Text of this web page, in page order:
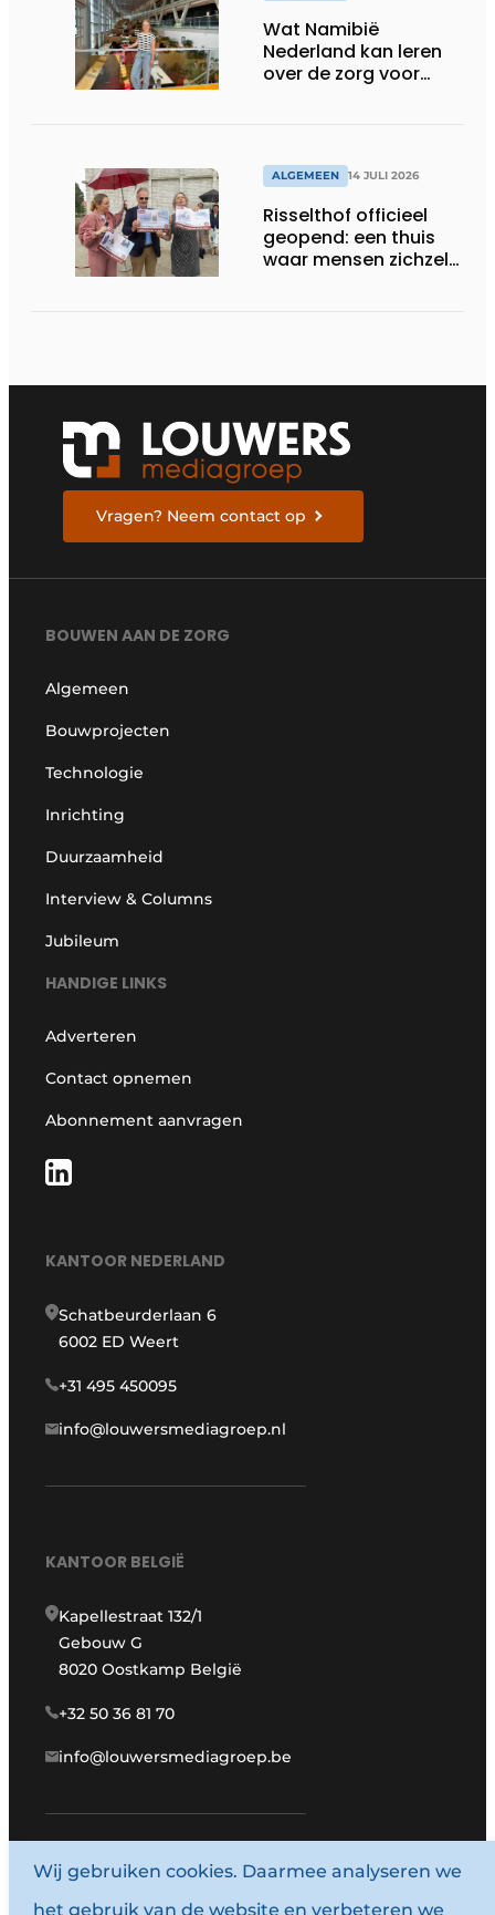
Wat Namibië
Nederland kan leren
over de zorg voor
ALGEMEEN 14 JULI 2026
Risselthof officieel
geopend: een thuis
waar mensen zichzelf
Vragen? Neem contact op
BOUWEN AAN DE ZORG
Algemeen
Bouwprojecten
Technologie
Inrichting
Duurzaamheid
Interview & Columns
Jubileum
HANDIGE LINKS
Adverteren
Contact opnemen
Abonnement aanvragen
KANTOOR NEDERLAND
Schatbeurderlaan 6
6002 ED Weert
+31 495 450095
info@louwersmediagroep.nl
KANTOOR BELGIË
Kapellestraat 132/1
Gebouw G
8020 Oostkamp België
+32 50 36 81 70
info@louwersmediagroep.be
www.louwersmediagroep.com
© 1987 - 2026 Louwersmediagroep.
Wij gebruiken cookies. Daarmee analyseren we
het gebruik van de website en verbeteren we